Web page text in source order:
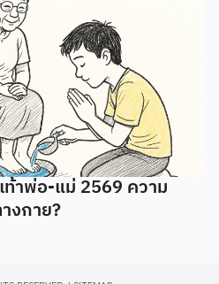
ท้าพ่อ-แม่ 2569 ความ
งกาย?